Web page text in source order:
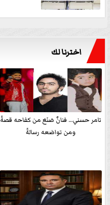
اخترنا لك
تامر حسني… فنانٌ صَنَعَ من كفاحه قصةً
ومن تواضعه رسالةً